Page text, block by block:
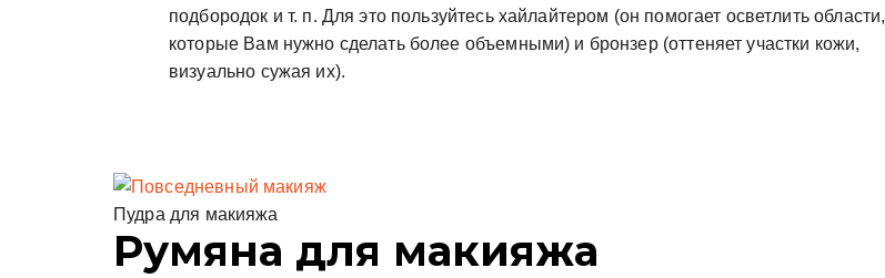
подбородок и т. п. Для это пользуйтесь хайлайтером (он помогает осветлить области,
которые Вам нужно сделать более объемными) и бронзер (оттеняет участки кожи,
визуально сужая их).
Пудра для макияжа
Румяна для макияжа